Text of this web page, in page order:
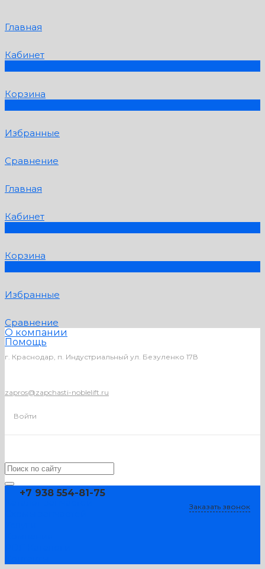
Главная
Кабинет
Корзина
Избранные
Сравнение
Главная
Кабинет
Корзина
Избранные
Сравнение
О компании
Помощь
г. Краснодар, п. Индустриальный ул. Безуленко 17В
zapros@zapchasti-noblelift.ru
Войти
+7 938 554-81-75
Индустриальный ул.
Заказать звонок